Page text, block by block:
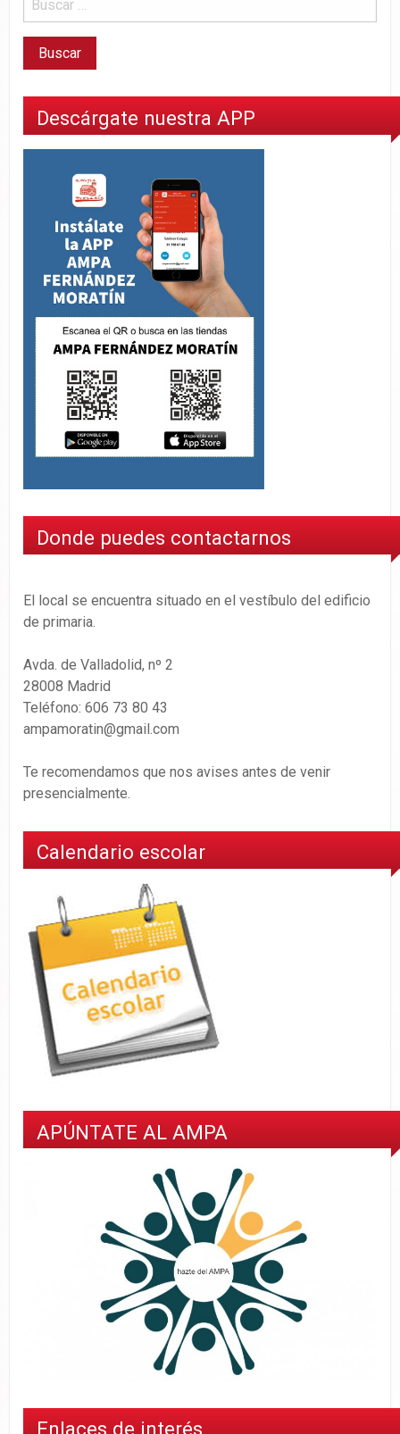
Descárgate nuestra APP
Donde puedes contactarnos
El local se encuentra situado en el vestíbulo del edificio
de primaria.
Avda. de Valladolid, nº 2
28008 Madrid
Teléfono: 606 73 80 43
ampamoratin@gmail.com
Te recomendamos que nos avises antes de venir
presencialmente.
Calendario escolar
APÚNTATE AL AMPA
Enlaces de interés